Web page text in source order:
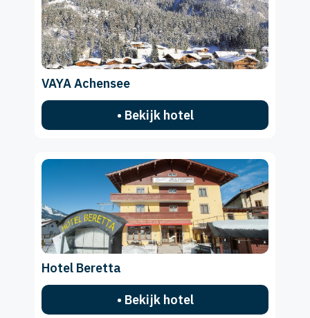
VAYA Achensee
• Bekijk hotel
Hotel Beretta
• Bekijk hotel